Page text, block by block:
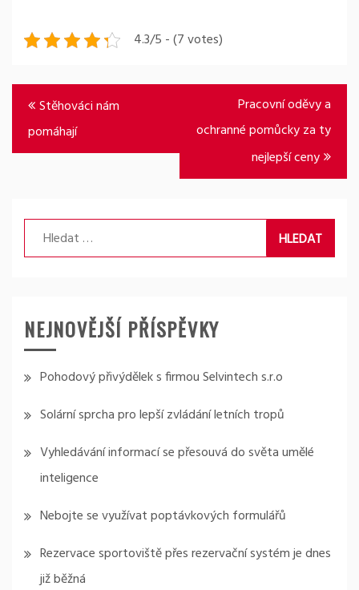
4.3/5 - (7 votes)
Navigace
pro
příspěvek
Stěhováci nám
pomáhají
Pracovní oděvy a
ochranné pomůcky za ty
nejlepší ceny
Vyhledávání
NEJNOVĚJŠÍ PŘÍSPĚVKY
Pohodový přivýdělek s firmou Selvintech s.r.o
Solární sprcha pro lepší zvládání letních tropů
Vyhledávání informací se přesouvá do světa umělé
inteligence
Nebojte se využívat poptávkových formulářů
Rezervace sportoviště přes rezervační systém je dnes
již běžná